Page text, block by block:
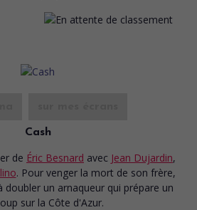
Cash
de Éric Besnard avec Jean Dujardin,
. Pour venger la mort de son frère,
doubler un arnaqueur qui prépare un
sur la Côte d'Azur.